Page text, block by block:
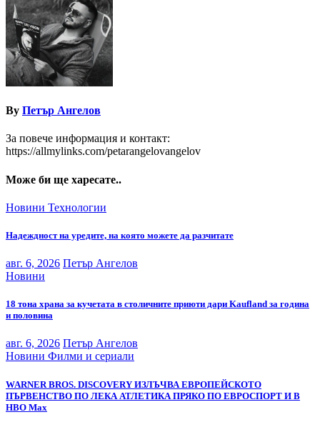
By Петър Ангелов
За повече информация и контакт:
https://allmylinks.com/petarangelovangelov
Може би ще харесате..
Новини Технологии
Надеждност на уредите, на която можете да разчитате
авг. 6, 2026 Петър Ангелов
Новини
18 тона храна за кучетата в столичните приюти дари Kaufland за година
и половина
авг. 6, 2026 Петър Ангелов
Новини Филми и сериали
WARNER BROS. DISCOVERY ИЗЛЪЧВА ЕВРОПЕЙСКОТО
ПЪРВЕНСТВО ПО ЛЕКА АТЛЕТИКА ПРЯКО ПО ЕВРОСПОРТ И В
НВО Мах